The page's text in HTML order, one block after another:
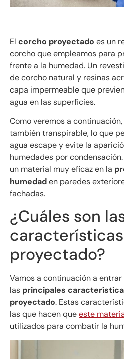
El corcho proyectado es un
corcho que empleamos para
frente a la humedad. Un
de corcho natural y resinas
capa impermeable que
agua en las superficies.
Como veremos a
también transpirable, lo que
agua escape y evite la
humedades por
un material muy eficaz en la
humedaden paredes
fachadas.
¿Cuáles son
proyectado?
Vamos a continuación a
las principales
proyectado. Estas
las que hacen queeste
utilizados para combatir la